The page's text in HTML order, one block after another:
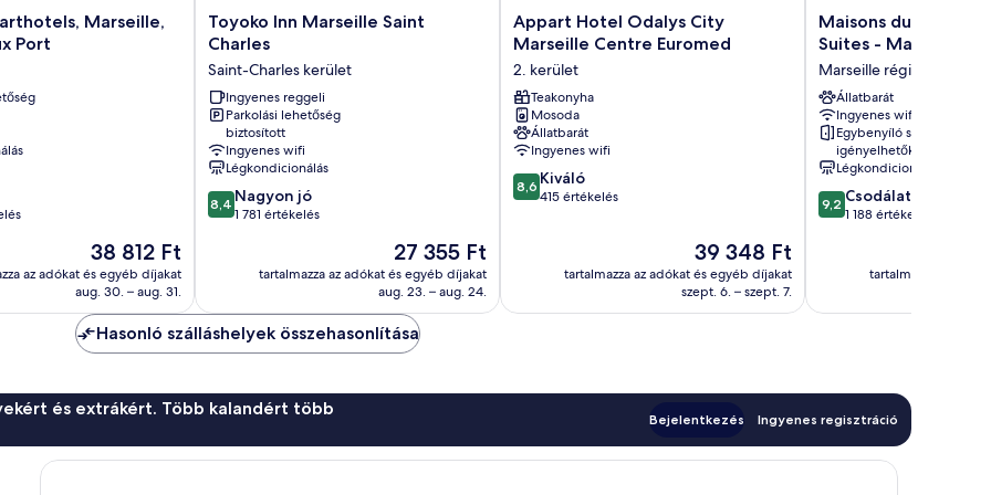
Marseille,
Port
Az
ár
38 812 Ft
38 812 Ft
az adókat és egyéb díjakat
aug. 30. – aug. 31.
Toyoko
Inn
Saint
Charles
Saint-
Charles
kerület
Toyoko Inn Marseille Saint
Charles
Saint-Charles kerület
Ingyenes reggeli
Parkolási lehetőség
biztosított
Ingyenes wifi
Légkondicionálás
8.4
ennyiből:
értékelés
8,4 Nagyon jó
1 781 értékelés
Az
ár
27 355 Ft
27 355 Ft
tartalmazza az adókat és egyéb díjakat
aug. 23. – aug. 24.
Appart
Hotel
City
Marseille
Centre
Euromed
2.
kerület
Appart Hotel Odalys City
Marseille Centre Euromed
2. kerület
Teakonyha
Mosoda
Állatbarát
Ingyenes wifi
8.6
ennyiből:
értékelés
8,6 Kiváló
415 értékelés
Az
ár
39 348 Ft
39 348 Ft
tartalmazza az adókat és egyéb díjakat
szept. 6. – szept. 7.
Maisons
du
Hôtel
&
Suites
-
Marseille
Vieux
Port
Marseille
Maisons du Monde
Suites - Marseille
Marseille régi kikötője
Állatbarát
Ingyenes wifi
Egybenyíló szobák
igényelhetők
Légkondicionálás
9.2
ennyiből:
9,2 Csodálatos
1 188 értékelés
tartalmazza az
Hasonló szálláshelyek összehasonlítása
és extrákért. Több kalandért több
Bejelentkezés Ingyenes regisztráció